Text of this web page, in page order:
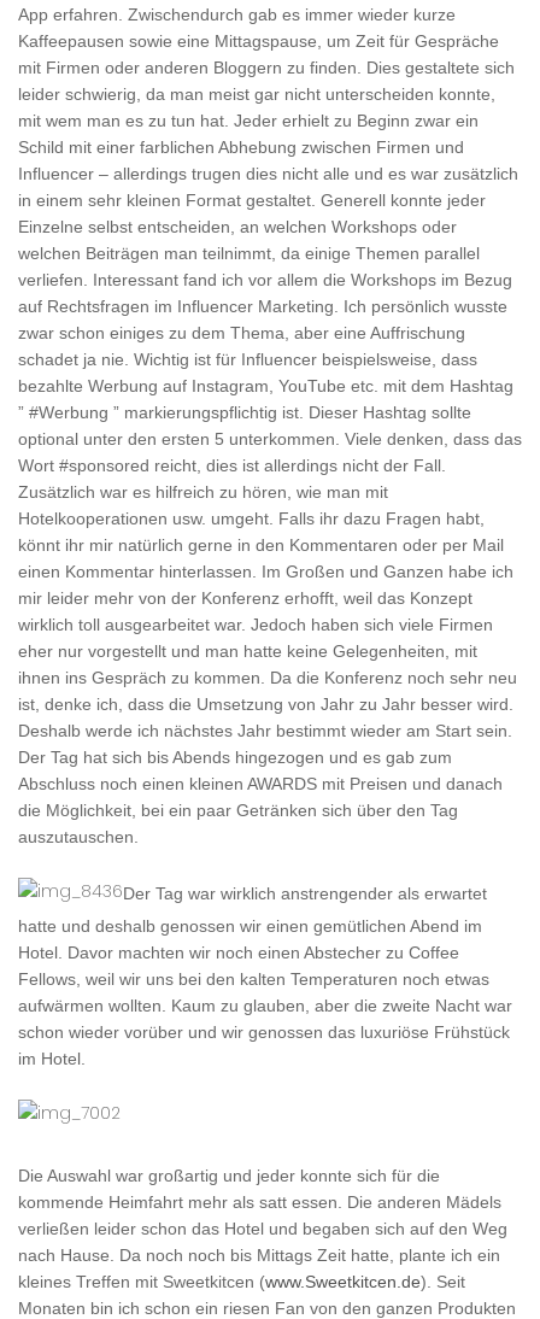
App erfahren. Zwischendurch gab es immer wieder kurze
Kaffeepausen sowie eine Mittagspause, um Zeit für Gespräche
mit Firmen oder anderen Bloggern zu finden. Dies gestaltete sich
leider schwierig, da man meist gar nicht unterscheiden konnte,
mit wem man es zu tun hat. Jeder erhielt zu Beginn zwar ein
Schild mit einer farblichen Abhebung zwischen Firmen und
Influencer – allerdings trugen dies nicht alle und es war zusätzlich
in einem sehr kleinen Format gestaltet. Generell konnte jeder
Einzelne selbst entscheiden, an welchen Workshops oder
welchen Beiträgen man teilnimmt, da einige Themen parallel
verliefen. Interessant fand ich vor allem die Workshops im Bezug
auf Rechtsfragen im Influencer Marketing. Ich persönlich wusste
zwar schon einiges zu dem Thema, aber eine Auffrischung
schadet ja nie. Wichtig ist für Influencer beispielsweise, dass
bezahlte Werbung auf Instagram, YouTube etc. mit dem Hashtag
” #Werbung ” markierungspflichtig ist. Dieser Hashtag sollte
optional unter den ersten 5 unterkommen. Viele denken, dass das
Wort #sponsored reicht, dies ist allerdings nicht der Fall.
Zusätzlich war es hilfreich zu hören, wie man mit
Hotelkooperationen usw. umgeht. Falls ihr dazu Fragen habt,
könnt ihr mir natürlich gerne in den Kommentaren oder per Mail
einen Kommentar hinterlassen. Im Großen und Ganzen habe ich
mir leider mehr von der Konferenz erhofft, weil das Konzept
wirklich toll ausgearbeitet war. Jedoch haben sich viele Firmen
eher nur vorgestellt und man hatte keine Gelegenheiten, mit
ihnen ins Gespräch zu kommen. Da die Konferenz noch sehr neu
ist, denke ich, dass die Umsetzung von Jahr zu Jahr besser wird.
Deshalb werde ich nächstes Jahr bestimmt wieder am Start sein.
Der Tag hat sich bis Abends hingezogen und es gab zum
Abschluss noch einen kleinen AWARDS mit Preisen und danach
die Möglichkeit, bei ein paar Getränken sich über den Tag
auszutauschen.
Der Tag war wirklich anstrengender als erwartet
hatte und deshalb genossen wir einen gemütlichen Abend im
Hotel. Davor machten wir noch einen Abstecher zu Coffee
Fellows, weil wir uns bei den kalten Temperaturen noch etwas
aufwärmen wollten. Kaum zu glauben, aber die zweite Nacht war
schon wieder vorüber und wir genossen das luxuriöse Frühstück
im Hotel.
Die Auswahl war großartig und jeder konnte sich für die
kommende Heimfahrt mehr als satt essen. Die anderen Mädels
verließen leider schon das Hotel und begaben sich auf den Weg
nach Hause. Da noch noch bis Mittags Zeit hatte, plante ich ein
kleines Treffen mit Sweetkitcen (www.Sweetkitcen.de). Seit
Monaten bin ich schon ein riesen Fan von den ganzen Produkten